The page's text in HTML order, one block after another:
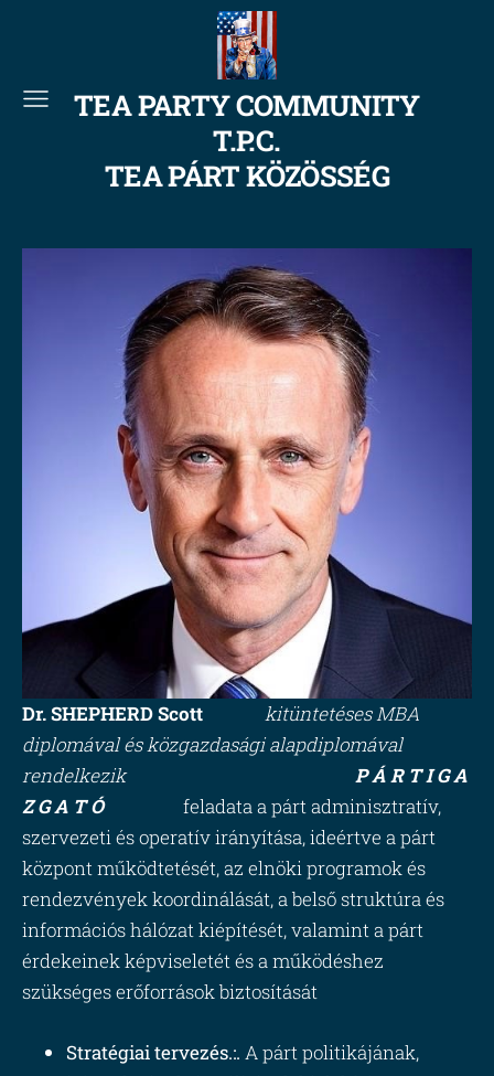
TEA PARTY COMMUNITY
T.P.C.
TEA PÁRT KÖZÖSSÉG
Dr. SHEPHERD Scott
kitüntetéses MBA
diplomával és közgazdasági alapdiplomával
rendelkezik
P Á R T I G A
Z G A T Ófeladata a párt adminisztratív,
szervezeti és operatív irányítása, ideértve a párt
központ működtetését, az elnöki programok és
rendezvények koordinálását, a belső struktúra és
információs hálózat kiépítését, valamint a párt
érdekeinek képviseletét és a működéshez
szükséges erőforrások biztosítását
Stratégiai tervezés.:. A párt politikájának,